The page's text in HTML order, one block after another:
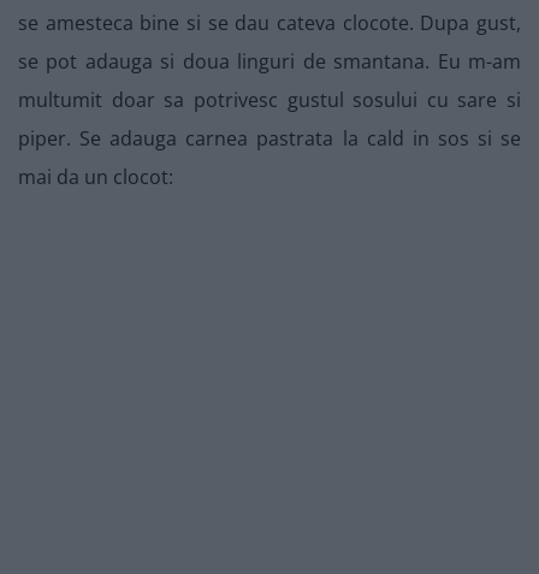
se amesteca bine si se dau cateva clocote. Dupa gust,
se pot adauga si doua linguri de smantana. Eu m-am
multumit doar sa potrivesc gustul sosului cu sare si
piper. Se adauga carnea pastrata la cald in sos si se
mai da un clocot: